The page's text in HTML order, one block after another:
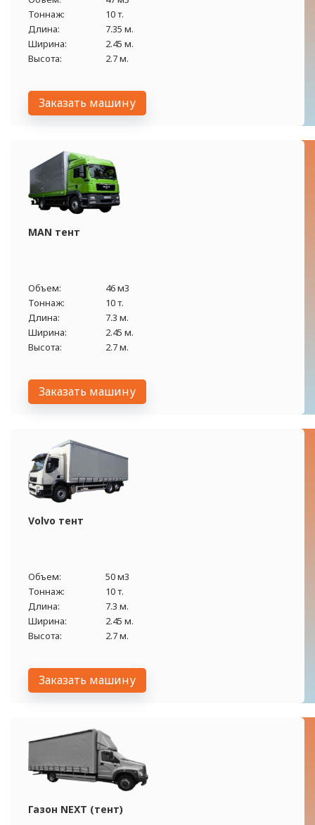
Тоннаж:
10 т.
Длина:
7.35 м.
Ширина:
2.45 м.
Высота:
2.7 м.
Заказать машину
MAN тент
Объем:
46 м3
Тоннаж:
10 т.
Длина:
7.3 м.
Ширина:
2.45 м.
Высота:
2.7 м.
Заказать машину
Volvo тент
Объем:
50 м3
Тоннаж:
10 т.
Длина:
7.3 м.
Ширина:
2.45 м.
Высота:
2.7 м.
Заказать машину
Газон NEXT (тент)